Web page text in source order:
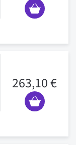
263,10 €